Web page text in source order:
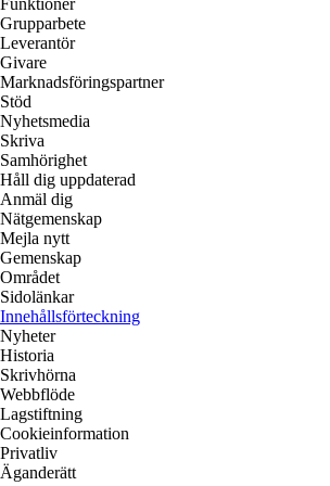
Funktioner
Grupparbete
Leverantör
Givare
Marknadsföringspartner
Stöd
Nyhetsmedia
Skriva
Samhörighet
Håll dig uppdaterad
Anmäl dig
Nätgemenskap
Mejla nytt
Gemenskap
Området
Sidolänkar
Innehållsförteckning
Nyheter
Historia
Skrivhörna
Webbflöde
Lagstiftning
Cookieinformation
Privatliv
Äganderätt